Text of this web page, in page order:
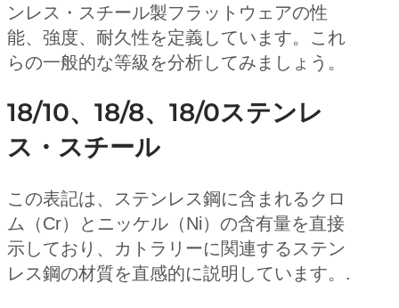
ンレス・スチール製フラットウェアの性
能、強度、耐久性を定義しています。これ
らの一般的な等級を分析してみましょう。
18/10、18/8、18/0ステンレ
ス・スチール
この表記は、ステンレス鋼に含まれるクロ
ム（Cr）とニッケル（Ni）の含有量を直接
示しており、カトラリーに関連するステン
レス鋼の材質を直感的に説明しています。.